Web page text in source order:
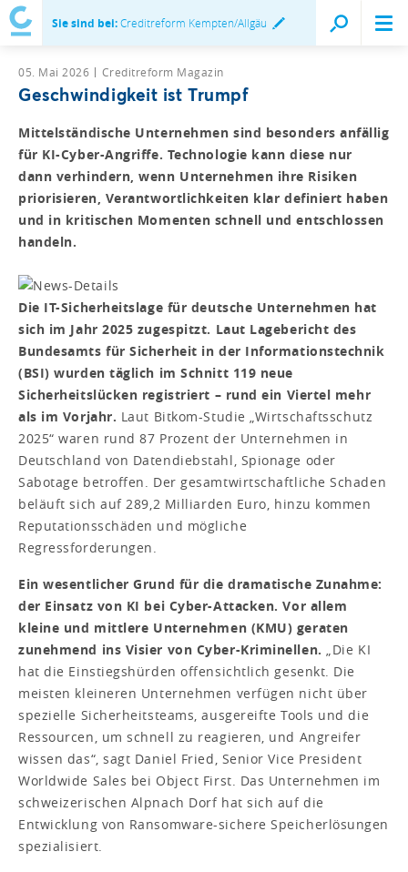
Sie sind bei:Creditreform Kempten/Allgäu
05. Mai 2026 Creditreform Magazin
Geschwindigkeit ist Trumpf
Mittelständische Unternehmen sind besonders anfällig
für KI-Cyber-Angriffe. Technologie kann diese nur
dann verhindern, wenn Unternehmen ihre Risiken
priorisieren, Verantwortlichkeiten klar definiert haben
und in kritischen Momenten schnell und entschlossen
handeln.
Die IT-Sicherheitslage für deutsche Unternehmen hat
sich im Jahr 2025 zugespitzt. Laut Lagebericht des
Bundesamts für Sicherheit in der Informationstechnik
(BSI) wurden täglich im Schnitt 119 neue
Sicherheitslücken registriert – rund ein Viertel mehr
als im Vorjahr. Laut Bitkom-Studie „Wirtschaftsschutz
2025“ waren rund 87 Prozent der Unternehmen in
Deutschland von Datendiebstahl, Spionage oder
Sabotage betroffen. Der gesamtwirtschaftliche Schaden
beläuft sich auf 289,2 Milliarden Euro, hinzu kommen
Reputationsschäden und mögliche
Regressforderungen.
Ein wesentlicher Grund für die dramatische Zunahme:
der Einsatz von KI bei Cyber-Attacken. Vor allem
kleine und mittlere Unternehmen (KMU) geraten
zunehmend ins Visier von Cyber-Kriminellen. „Die KI
hat die Einstiegshürden offensichtlich gesenkt. Die
meisten kleineren Unternehmen verfügen nicht über
spezielle Sicherheitsteams, ausgereifte Tools und die
Ressourcen, um schnell zu reagieren, und Angreifer
wissen das“, sagt Daniel Fried, Senior Vice President
Worldwide Sales bei Object First. Das Unternehmen im
schweizerischen Alpnach Dorf hat sich auf die
Entwicklung von Ransomware-sichere Speicherlösungen
spezialisiert.